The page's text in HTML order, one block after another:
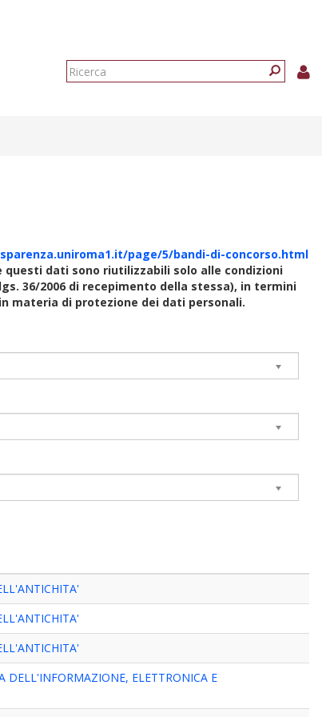
Form
page/5/bandi-di-concorso.html
questi dati sono riutilizzabili solo alle condizioni
36/2006 di recepimento della stessa), in termini
materia di protezione dei dati personali.
DELL'INFORMAZIONE, ELETTRONICA E